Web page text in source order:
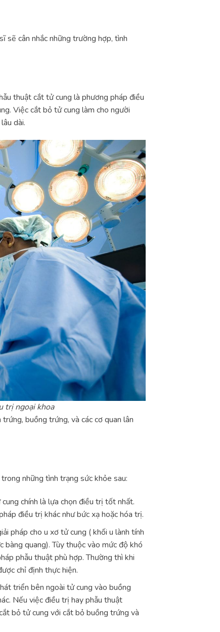
sẽ cân nhắc những trường hợp, tình
thuật cắt tử cung là phương pháp điều
Việc cắt bỏ tử cung làm cho người
dài.
trị ngoại khoa
buồng trứng, và các cơ quan lân
những tình trạng sức khỏe sau:
chính là lựa chọn điều trị tốt nhất.
điều trị khác như bức xạ hoặc hóa trị.
pháp cho u xơ tử cung ( khối u lành tính
bàng quang). Tùy thuộc vào mức độ khó
phẫu thuật phù hợp. Thường thì khi
chỉ định thực hiện.
triển bên ngoài tử cung vào buồng
Nếu việc điều trị hay phẫu thuật
bỏ tử cung với cắt bỏ buồng trứng và